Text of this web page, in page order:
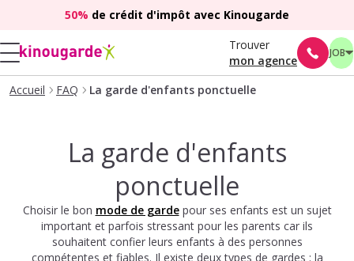
50% de crédit d'impôt avec Kinougarde
Trouver
mon agence
JOB
Accueil FAQ La garde d'enfants ponctuelle
La garde d'enfants
ponctuelle
Choisir le bon mode de gardepour ses enfants est un sujet
important et parfois stressant pour les parents car ils
souhaitent confier leurs enfants à des personnes
compétentes et fiables. Il existe deux types de gardes : la